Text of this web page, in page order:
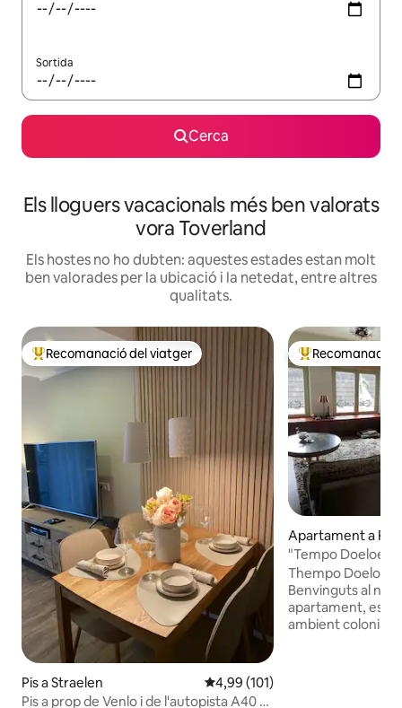
Sortida
Cerca
Els lloguers vacacionals més ben valorats
vora Toverland
Els hostes no ho dubten: aquestes estades estan molt
ben valorades per la ubicació i la netedat, entre altres
qualitats.
Principals recomanacions dels viatgers
Recomanació del viatger
Pis a Straelen 4,99 de puntuació mitjana d'un
4,99 (101)
Pis a prop de Venlo i de l'autopista A40 +
Principals
Recomanació
Apartament a
"Tempo Doeloe",
centre
Thempo Doeloe
Benvinguts al
apartament,
ambient colonial i